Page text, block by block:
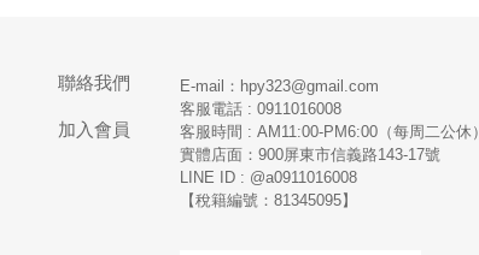
聯絡我們
加入會員
E-mail：hpy323@gmail.com
客服電話 : 0911016008
客服時間 : AM11:00-PM6:00（每周二公休）
實體店面：900屏東市信義路143-17號
LINE ID : @a0911016008
【稅籍編號：81345095】